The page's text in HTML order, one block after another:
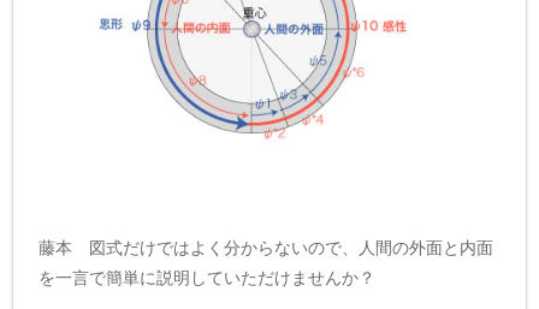
藤本 図式だけではよく分からないので、人間の外面と内面
を一言で簡単に説明していただけませんか？